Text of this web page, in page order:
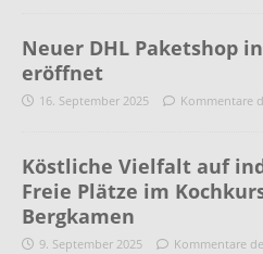
Neuer DHL Paketshop
eröffnet
16. September 2025 Kommentare
Köstliche Vielfalt auf
Freie Plätze im
Bergkamen
9. September 2025 Kommentare